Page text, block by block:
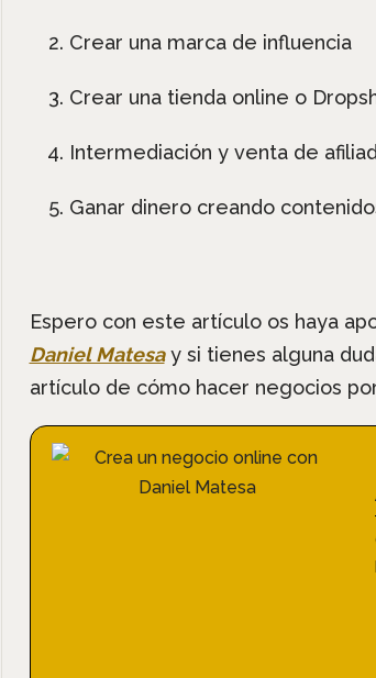
Crear una marca de influencia
Crear una tienda online o
Intermediación y venta de
Ganar dinero creando
Espero con este artículo os haya
Daniel Matesay si tienes alguna
artículo de cómo hacer negocios